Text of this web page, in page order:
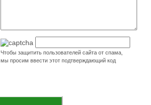
Чтобы защитить пользователей сайта от спама,
мы просим ввести этот подтверждающий код